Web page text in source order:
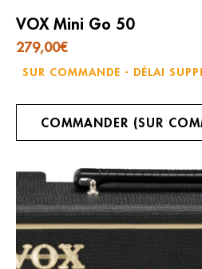
VOX Mini Go 50
279,00€
SUR COMMANDE - DÉLAI
COMMANDER (SUR